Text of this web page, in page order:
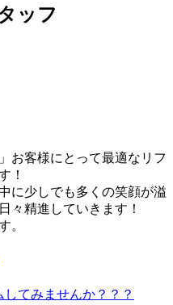
ッフ
お客様にとって最適なリフ
！
に少しでも多くの笑顔が溢
々精進していきます！
。
てみませんか？？？